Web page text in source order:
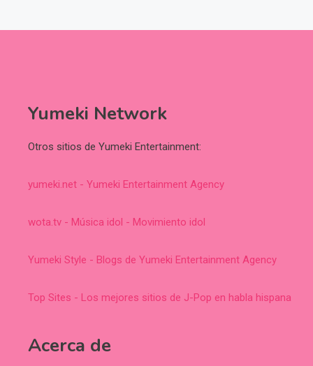
Yumeki Network
Otros sitios de Yumeki Entertainment:
yumeki.net - Yumeki Entertainment Agency
wota.tv - Música idol - Movimiento idol
Yumeki Style - Blogs de Yumeki Entertainment Agency
Top Sites - Los mejores sitios de J-Pop en habla hispana
Acerca de